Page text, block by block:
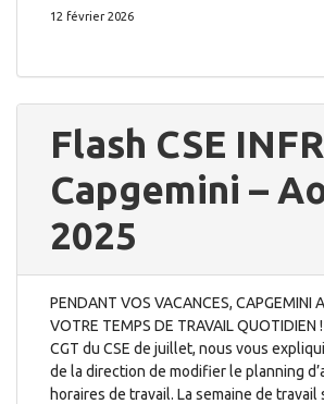
12 février 2026
Flash CSE
Capgemini –
2025
PENDANT VOS VACANCES, CAPGEMINI
VOTRE TEMPS DE TRAVAIL
CGT du CSE de juillet, nous vous
de la direction de modifier le planning
horaires de travail. La semaine de